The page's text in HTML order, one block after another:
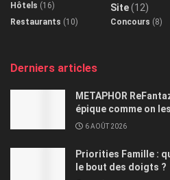
Hôtels (16)
Restaurants (10)
Site(12)
Concours (8)
Derniers articles
METAPHOR
épique comme on
6 AOÛT 2026
Priorities Famille :
le bout des doigts ?